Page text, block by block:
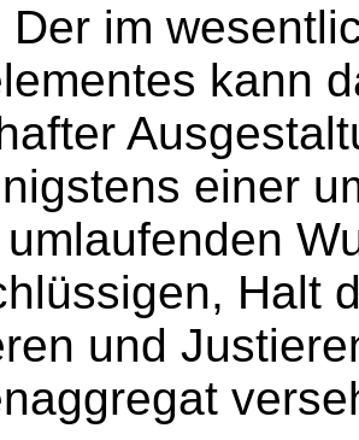
Der im
kann
einer
Halt
und